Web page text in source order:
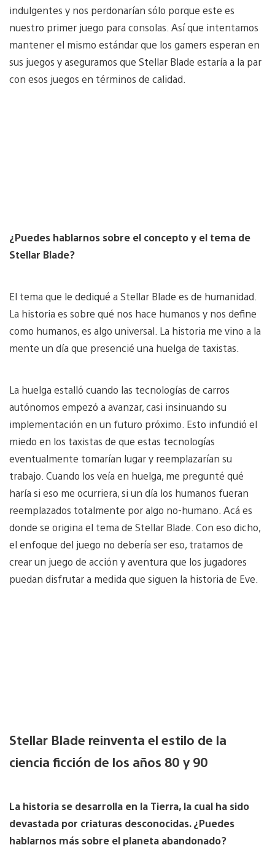
indulgentes y nos perdonarían sólo porque este es
nuestro primer juego para consolas. Así que intentamos
mantener el mismo estándar que los gamers esperan en
sus juegos y aseguramos que Stellar Blade estaría a la par
con esos juegos en términos de calidad.
¿Puedes hablarnos sobre el concepto y el tema de
Stellar Blade?
El tema que le dediqué a Stellar Blade es de humanidad.
La historia es sobre qué nos hace humanos y nos define
como humanos, es algo universal. La historia me vino a la
mente un día que presencié una huelga de taxistas.
La huelga estalló cuando las tecnologías de carros
autónomos empezó a avanzar, casi insinuando su
implementación en un futuro próximo. Esto infundió el
miedo en los taxistas de que estas tecnologías
eventualmente tomarían lugar y reemplazarían su
trabajo. Cuando los veía en huelga, me pregunté qué
haría si eso me ocurriera, si un día los humanos fueran
reemplazados totalmente por algo no-humano. Acá es
donde se origina el tema de Stellar Blade. Con eso dicho,
el enfoque del juego no debería ser eso, tratamos de
crear un juego de acción y aventura que los jugadores
puedan disfrutar a medida que siguen la historia de Eve.
Stellar Blade reinventa el estilo de la
ciencia ficción de los años 80 y 90
La historia se desarrolla en la Tierra, la cual ha sido
devastada por criaturas desconocidas. ¿Puedes
hablarnos más sobre el planeta abandonado?